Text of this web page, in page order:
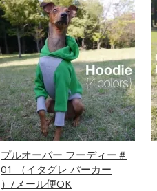
プルオーバー フーディー＃
01 （イタグレ パーカー
）/メール便OK